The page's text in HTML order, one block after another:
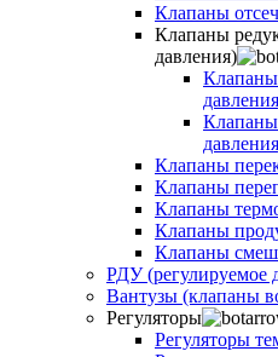
Клапаны
Клапаны
давления)
Клапаны
Клапаны
Клапаны
Клапаны
Клапаны
РДУ (регулируемое
Вантузы (клапаны
Регуляторы
Регуляторы